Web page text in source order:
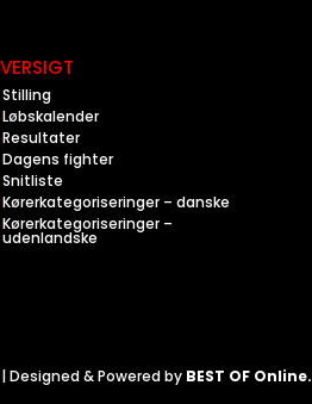
Stilling
Løbskalender
Resultater
Dagens fighter
Snitliste
Kørerkategoriseringer – danske
Kørerkategoriseringer –
udenlandske
& Powered by BEST OF